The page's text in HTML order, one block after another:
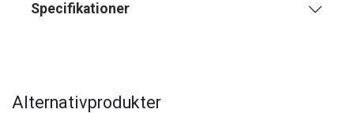
Specifikationer
Alternativprodukter